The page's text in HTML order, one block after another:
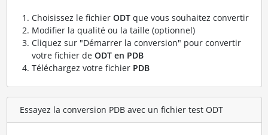
Choisissez le fichier ODTque vous souhaitez convertir
Modifier la qualité ou la taille (optionnel)
Cliquez sur "Démarrer la conversion" pour convertir
votre fichier de ODT en PDB
Téléchargez votre fichier PDB
Essayez la conversion PDB avec un fichier test ODT